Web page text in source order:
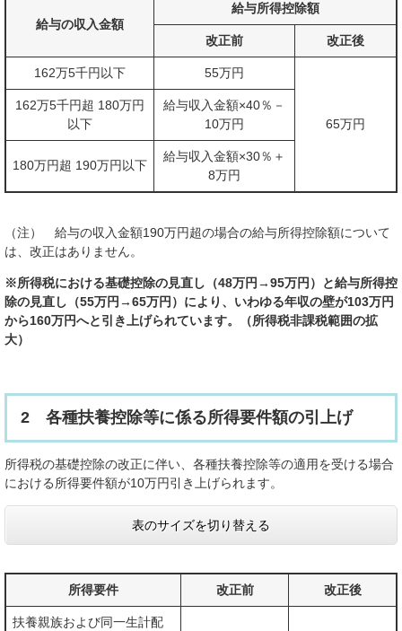
給与の収入金額
給与所得控除額
改正前 改正後
162万5千円以下 55万円
65万円
162万5千円超 180万円
以下
給与収入金額×40％－
10万円
180万円超 190万円以下
給与収入金額×30％＋
8万円
（注） 給与の収入金額190万円超の場合の給与所得控除額について
は、改正はありません。
※所得税における基礎控除の見直し（48万円→95万円）と給与所得控
除の見直し（55万円→65万円）により、 いわゆる年収の壁が103万円
から160万円へと引き上げられています。（所得税非課税範囲の拡
大）
2 各種扶養控除等に係る所得要件額の引上げ
所得税の基礎控除の改正に伴い、各種扶養控除等の適用を受ける場合
における所得要件額が10万円引き上げられます。
表のサイズを切り替える
所得要件 改正前 改正後
扶養親族および同一生計配